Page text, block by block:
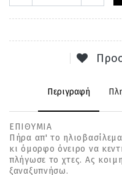
Περιγραφή
ΕΠΙΘΥΜΙΑ
Πήρα απ' το
κι όμορφο όνειρο να
πλήγωσε το χτες. Ας
ξαναξυπνήσω.